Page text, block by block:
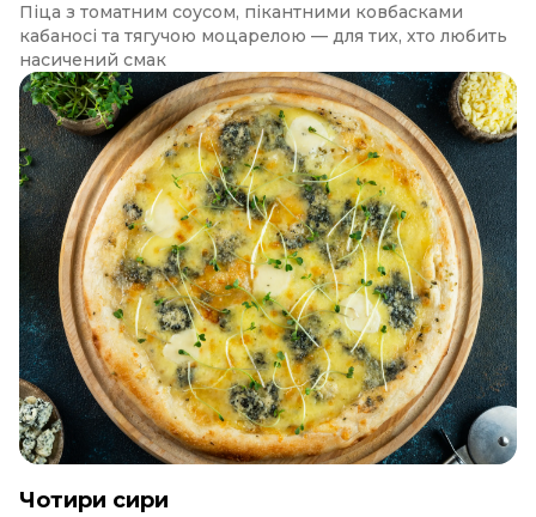
Піца з томатним соусом, пікантними ковбасками
кабаносі та тягучою моцарелою — для тих, хто любить
насичений смак
Чотири сири